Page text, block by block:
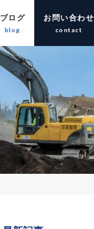
ブログ お問い合わせ